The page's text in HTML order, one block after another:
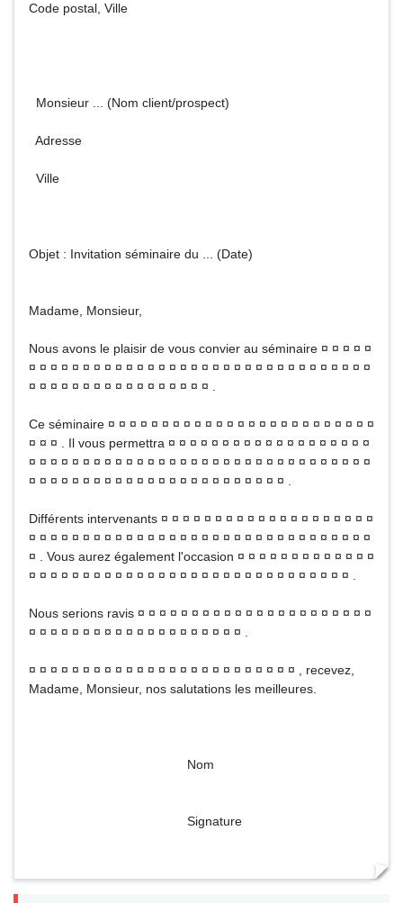
Code postal, Ville
Monsieur ... (Nom client/prospect)
Adresse
Ville
Objet : Invitation séminaire du ... (Date)
Madame, Monsieur,
Nous avons le plaisir de vous convier au séminaire ¤ ¤ ¤ ¤ ¤
¤ ¤ ¤ ¤ ¤ ¤ ¤ ¤ ¤ ¤ ¤ ¤ ¤ ¤ ¤ ¤ ¤ ¤ ¤ ¤ ¤ ¤ ¤ ¤ ¤ ¤ ¤ ¤ ¤ ¤ ¤ ¤
¤ ¤ ¤ ¤ ¤ ¤ ¤ ¤ ¤ ¤ ¤ ¤ ¤ ¤ ¤ ¤ ¤ .
Ce séminaire ¤ ¤ ¤ ¤ ¤ ¤ ¤ ¤ ¤ ¤ ¤ ¤ ¤ ¤ ¤ ¤ ¤ ¤ ¤ ¤ ¤ ¤ ¤ ¤ ¤
¤ ¤ ¤ . Il vous permettra ¤ ¤ ¤ ¤ ¤ ¤ ¤ ¤ ¤ ¤ ¤ ¤ ¤ ¤ ¤ ¤ ¤ ¤ ¤
¤ ¤ ¤ ¤ ¤ ¤ ¤ ¤ ¤ ¤ ¤ ¤ ¤ ¤ ¤ ¤ ¤ ¤ ¤ ¤ ¤ ¤ ¤ ¤ ¤ ¤ ¤ ¤ ¤ ¤ ¤ ¤
¤ ¤ ¤ ¤ ¤ ¤ ¤ ¤ ¤ ¤ ¤ ¤ ¤ ¤ ¤ ¤ ¤ ¤ ¤ ¤ ¤ ¤ ¤ ¤ .
Différents intervenants ¤ ¤ ¤ ¤ ¤ ¤ ¤ ¤ ¤ ¤ ¤ ¤ ¤ ¤ ¤ ¤ ¤ ¤ ¤ ¤
¤ ¤ ¤ ¤ ¤ ¤ ¤ ¤ ¤ ¤ ¤ ¤ ¤ ¤ ¤ ¤ ¤ ¤ ¤ ¤ ¤ ¤ ¤ ¤ ¤ ¤ ¤ ¤ ¤ ¤ ¤ ¤
¤ . Vous aurez également l'occasion ¤ ¤ ¤ ¤ ¤ ¤ ¤ ¤ ¤ ¤ ¤ ¤ ¤
¤ ¤ ¤ ¤ ¤ ¤ ¤ ¤ ¤ ¤ ¤ ¤ ¤ ¤ ¤ ¤ ¤ ¤ ¤ ¤ ¤ ¤ ¤ ¤ ¤ ¤ ¤ ¤ ¤ ¤ .
Nous serions ravis ¤ ¤ ¤ ¤ ¤ ¤ ¤ ¤ ¤ ¤ ¤ ¤ ¤ ¤ ¤ ¤ ¤ ¤ ¤ ¤ ¤ ¤
¤ ¤ ¤ ¤ ¤ ¤ ¤ ¤ ¤ ¤ ¤ ¤ ¤ ¤ ¤ ¤ ¤ ¤ ¤ ¤ .
¤ ¤ ¤ ¤ ¤ ¤ ¤ ¤ ¤ ¤ ¤ ¤ ¤ ¤ ¤ ¤ ¤ ¤ ¤ ¤ ¤ ¤ ¤ ¤ ¤ , recevez,
Madame, Monsieur, nos salutations les meilleures.
Nom
Signature